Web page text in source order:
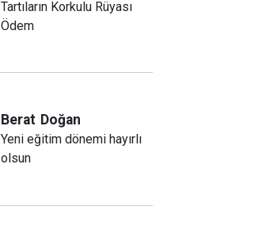
Tartıların Korkulu Rüyası
Ödem
Berat Doğan
Yeni eğitim dönemi hayırlı
olsun